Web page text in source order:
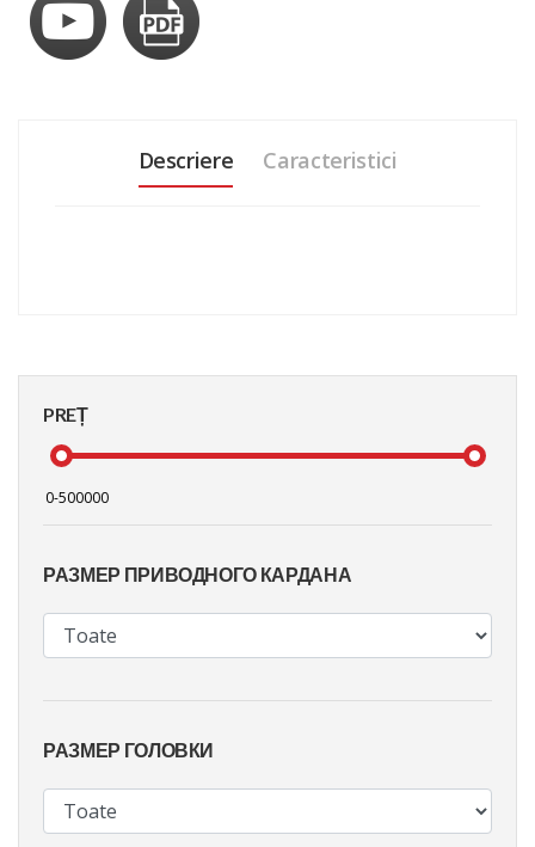
PREȚ
РАЗМЕР ПРИВОДНОГО КАРДАНА
РАЗМЕР ГОЛОВКИ
Descriere Caracteristici